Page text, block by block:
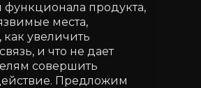
функционала продукта,
места,
увеличить
и что не дает
совершить
Предложим